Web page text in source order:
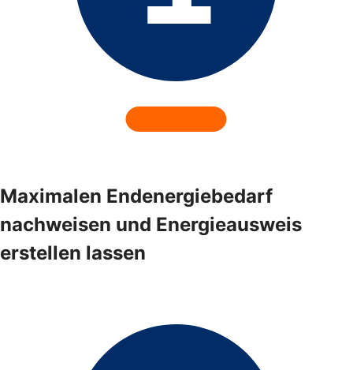
Maximalen Endenergiebedarf
nachweisen und Energieausweis
erstellen lassen